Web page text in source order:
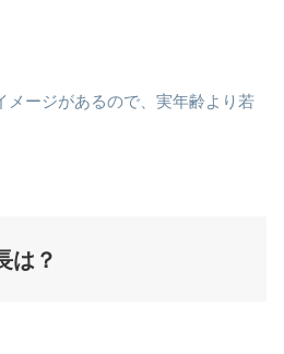
メージがあるので、実年齢より若
は？